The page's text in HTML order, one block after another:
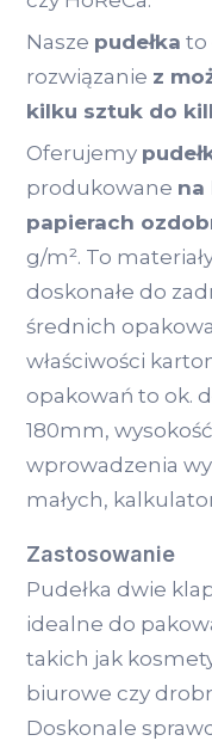
Nasze pudełka to
rozwiązanie z
kilku sztuk do
Oferujemy
produkowane na
papierach
g/m². To
doskonałe do
średnich
właściwości
opakowań to ok.
180mm,
wprowadzenia
małych,
Zastosowanie
Pudełka dwie
idealne do
takich jak
biurowe czy
Doskonale